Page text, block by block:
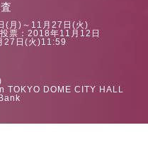
(月)～11月27日(火)
票：2018年11月12日
27日(火)11:59
TOKYO DOME CITY HALL